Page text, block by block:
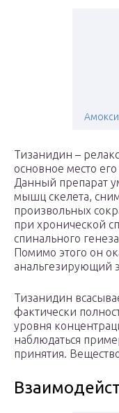
Тизанидин –
основное место
Данный препарат
мышц скелета,
произвольных
при хронической
спинального
Помимо этого он
анальгезирующий
Тизанидин
фактически
уровня
наблюдаться
принятия.